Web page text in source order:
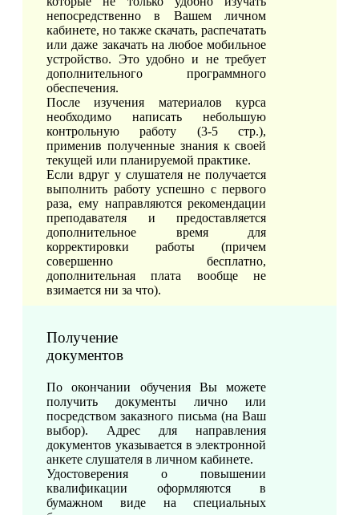
непосредственно в Вашем личном
кабинете, но также скачать, распечатать
или даже закачать на любое мобильное
устройство. Это удобно и не требует
дополнительного программного
обеспечения.
После изучения материалов курса
необходимо написать небольшую
контрольную работу (3-5 стр.),
применив полученные знания к своей
текущей или планируемой практике.
Если вдруг у слушателя не получается
выполнить работу успешно с первого
раза, ему направляются рекомендации
преподавателя и предоставляется
дополнительное время для
корректировки работы (причем
совершенно бесплатно,
дополнительная плата вообще не
взимается ни за что).
Получение
документов
По окончании обучения Вы можете
получить документы лично или
посредством заказного письма (на Ваш
выбор). Адрес для направления
документов указывается в электронной
анкете слушателя в личном кабинете.
Удостоверения о повышении
квалификации оформляются в
бумажном виде на специальных